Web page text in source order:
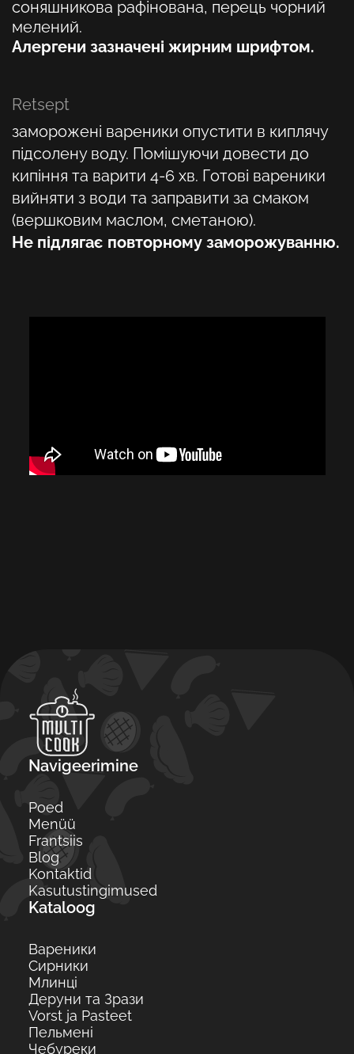
соняшникова рафінована, перець чорний
мелений.
Алергени зазначені жирним шрифтом.
Retsept
заморожені вареники опустити в киплячу
підсолену воду. Помішуючи довести до
кипіння та варити 4-6 хв. Готові вареники
вийняти з води та заправити за смаком
(вершковим маслом, сметаною).
Не підлягає повторному заморожуванню.
Navigeerimine
Poed
Menüü
Frantsiis
Blog
Kontaktid
Kasutustingimused
Kataloog
Вареники
Сирники
Млинці
Деруни та Зрази
Vorst ja Pasteet
Пельмені
Чебуреки